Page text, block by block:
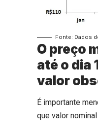
Fonte: Dados
O preço
até o dia
valor
É importante
que valor